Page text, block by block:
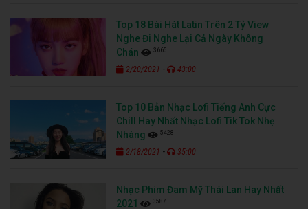
Top 18 Bài Hát Latin Trên 2 Tỷ View
Nghe Đi Nghe Lại Cả Ngày Không
Chán
3665
2/20/2021 - 43:00
Top 10 Bản Nhạc Lofi Tiếng Anh Cực
Chill Hay Nhất Nhạc Lofi Tik Tok Nhẹ
Nhàng
5428
2/18/2021 - 35:00
Nhạc Phim Đam Mỹ Thái Lan Hay Nhất
2021
3587